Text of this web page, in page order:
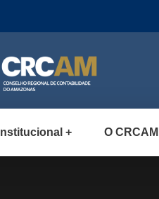
Institucional O CRCAM